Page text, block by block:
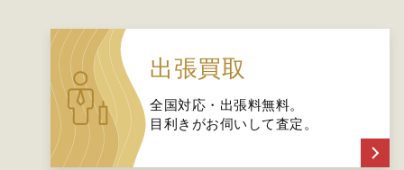
出張買取
全国対応・出張料無料。
目利きがお伺いして査定。